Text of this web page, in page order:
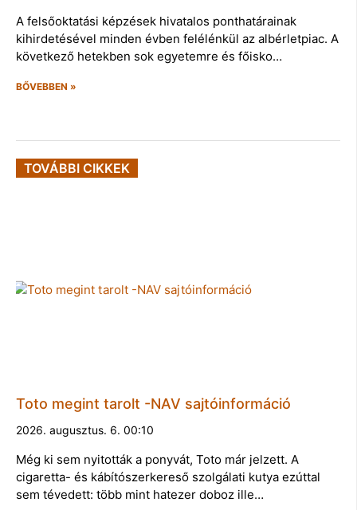
A felsőoktatási képzések hivatalos ponthatárainak
kihirdetésével minden évben felélénkül az albérletpiac. A
következő hetekben sok egyetemre és főisko…
BŐVEBBEN »
TOVÁBBI CIKKEK
Toto megint tarolt -NAV sajtóinformáció
2026. augusztus. 6. 00:10
Még ki sem nyitották a ponyvát, Toto már jelzett. A
cigaretta- és kábítószerkereső szolgálati kutya ezúttal
sem tévedett: több mint hatezer doboz ille…